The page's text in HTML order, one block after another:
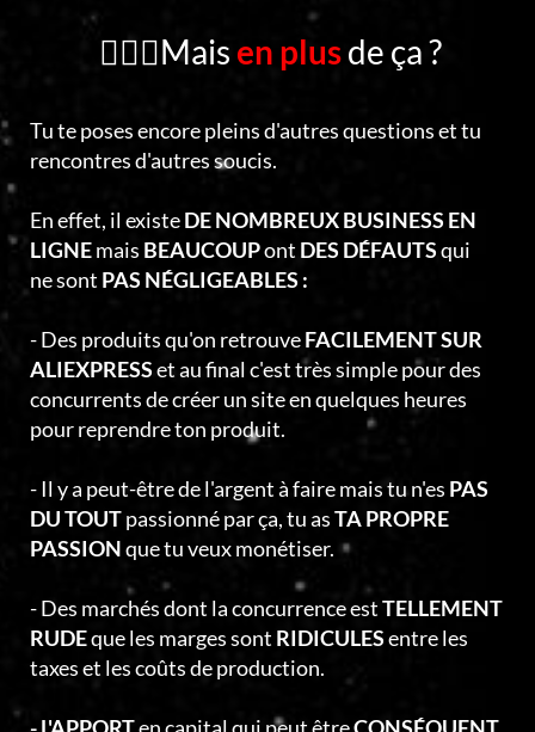
🤦🏻‍♂️Maisen plusde ça ?
Tu te poses encore pleins d'autres questions et tu
rencontres d'autres soucis.
En effet, il existeDE NOMBREUX BUSINESS EN
LIGNEmais BEAUCOUPont DES DÉFAUTSqui
ne sont PAS NÉGLIGEABLES :
- Des produits qu'on retrouveFACILEMENT SUR
ALIEXPRESSet au final c'est très simple pour des
concurrents de créer un site en quelques heures
pour reprendre ton produit.
- Il y a peut-être de l'argent à faire mais tu n'es PAS
DU TOUTpassionné par ça, tu asTA PROPRE
PASSIONque tu veux monétiser.
- Des marchés dont la concurrence estTELLEMENT
RUDEque les marges sont RIDICULESentre les
taxes et les coûts de production.